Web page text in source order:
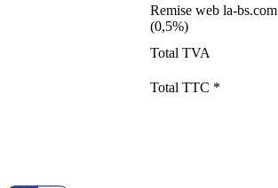
Remise web la-bs.com
(0,5%)
Total TVA
Total TTC *